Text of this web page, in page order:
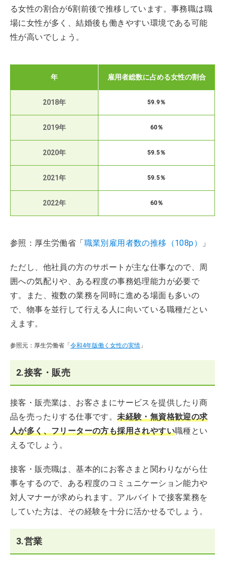
る女性の割合が6割前後で推移しています。事務職は職
場に女性が多く、結婚後も働きやすい環境である可能
性が高いでしょう。
年 雇用者総数に占める女性の割合
2018年 59.9％
2019年 60％
2020年 59.5％
2021年 59.5％
2022年 60％
参照：厚生労働省「職業別雇用者数の推移（108p） 」
ただし、他社員の方のサポートが主な仕事なので、周
囲への気配りや、ある程度の事務処理能力が必要で
す。また、複数の業務を同時に進める場面も多いの
で、物事を並行して行える人に向いている職種だとい
えます。
参照元：厚生労働省「 令和4年版働く女性の実情 」
2.接客・販売
接客・販売業は、お客さまにサービスを提供したり商
品を売ったりする仕事です。未経験・無資格歓迎の求
人が多く、フリーターの方も採用されやすい職種とい
えるでしょう。
接客・販売職は、基本的にお客さまと関わりながら仕
事をするので、ある程度のコミュニケーション能力や
対人マナーが求められます。アルバイトで接客業務を
していた方は、その経験を十分に活かせるでしょう。
3.営業